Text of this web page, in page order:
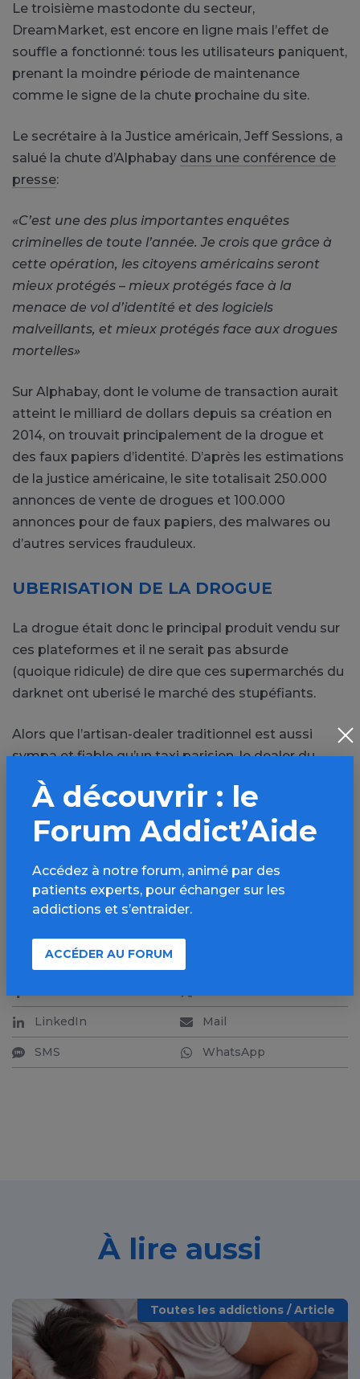
Le troisième mastodonte du secteur,
DreamMarket, est encore en ligne mais l’effet de
souffle a fonctionné: tous les utilisateurs paniquent,
prenant la moindre période de maintenance
comme le signe de la chute prochaine du site.
Le secrétaire à la Justice américain, Jeff Sessions, a
salué la chute d’Alphabay dans une conférence de
presse:
«C’est une des plus importantes enquêtes
criminelles de toute l’année. Je crois que grâce à
cette opération, les citoyens américains seront
mieux protégés – mieux protégés face à la
menace de vol d’identité et des logiciels
malveillants, et mieux protégés face aux drogues
mortelles»
Sur Alphabay, dont le volume de transaction aurait
atteint le milliard de dollars depuis sa création en
2014, on trouvait principalement de la drogue et
des faux papiers d’identité. D’après les estimations
de la justice américaine, le site totalisait 250.000
annonces de vente de drogues et 100.000
annonces pour de faux papiers, des malwares ou
d’autres services frauduleux.
UBERISATION DE LA DROGUE
La drogue était donc le principal produit vendu sur
ces plateformes et il ne serait pas absurde
(quoique ridicule) de dire que ces supermarchés du
darknet ont uberisé le marché des stupéfiants.
Alors que l’artisan-dealer traditionnel est aussi
sympa et fiable qu’un taxi parisien, le dealer du
darknet soigne sa relation client tel un chauffeur
Uber qui offre une bouteille d’eau à son client. Et
pour cause : sur Alphabay, comme sur Amazon, les
vendeurs sont scrupuleusement notés par les
consommateurs. Essentiellement sur la qualité de
la drogue et la livraison.
PARTAGER
LinkedIn Mail
SMS WhatsApp
À lire aussi
Toutes les addictions / Article
À découvrir : le
Forum Addict’Aide
Accédez à notre forum, animé par des
patients experts, pour échanger sur les
addictions et s’entraider.
ACCÉDER AU FORUM